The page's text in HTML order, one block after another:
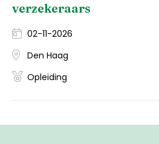
verzekeraars
02-11-2026
Den Haag
Opleiding